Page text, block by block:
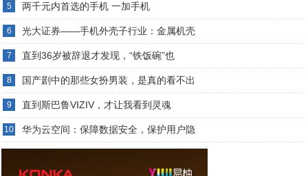
5 两千元内首选的手机 一加手机
6 光大证券——手机外壳子行业：金属机壳
7 直到36岁被辞退才发现，“铁饭碗”也
8 国产剧中的那些女扮男装，是真的看不出
9 直到斯巴鲁VIZIV，才让我看到灵魂
10 华为云空间：保障数据安全，保护用户隐